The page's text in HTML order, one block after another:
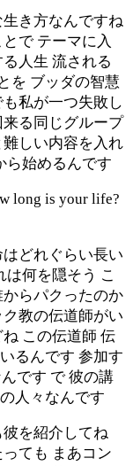
き方なんですね
で テーマに入
人生 流される
を ブッダの智慧
私が一つ失敗し
る同じグループ
しい内容を入れ
ら始めるんです
long is your life?
どれぐらい長い
何を隠そう こ
らパクったのか
教の伝道師がい
この伝道師 伝
るんです 参加す
です で 彼の講
人々なんです
を紹介してね
ても まあコン